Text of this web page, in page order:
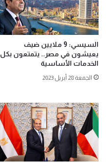
السيسي: 9 ملايين ضيف
يعيشون في مصر.. يتمتعون بكل
الخدمات الأساسية
الجمعة 28 أبريل 2023